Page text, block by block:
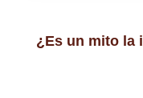
¿Es un mito la